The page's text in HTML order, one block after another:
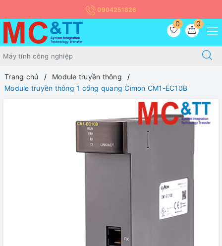
0904251826
0
0
Trang chủ
Module truyền thông
Module truyền thông 1 cổng quang Cimon CM1-EC10B